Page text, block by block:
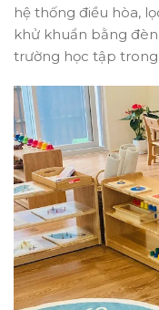
hệ thống điều hòa,
khử khuẩn bằng
trường học tập trong